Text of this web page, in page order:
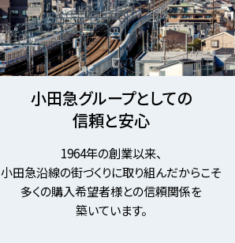
小田急グループとしての
信頼と安心
1964年の創業以来、
小田急沿線の街づくりに取り組んだからこそ
多くの購入希望者様との信頼関係を
築いています。